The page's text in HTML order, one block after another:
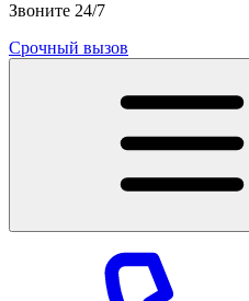
Звоните 24/7
Срочный вызов